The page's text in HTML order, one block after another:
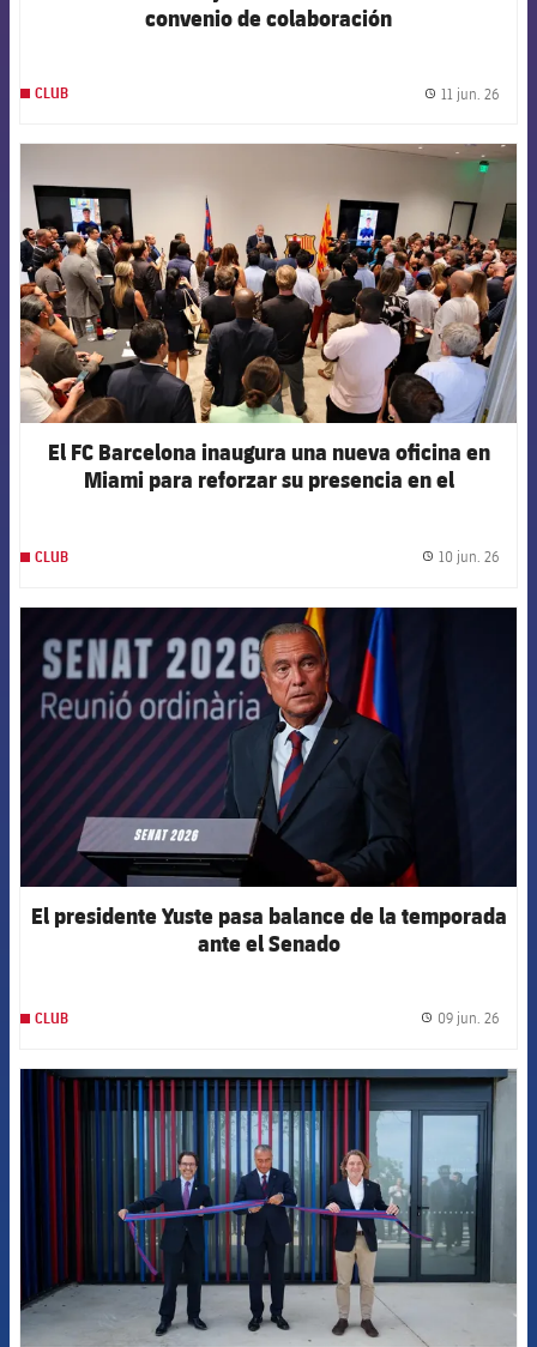
convenio de colaboración
CLUB 11 jun. 26
FCB Barcelona badge
El FC Barcelona inaugura una nueva oficina en
Miami para reforzar su presencia en el
CLUB 10 jun. 26
FCB Barcelona badge
El presidente Yuste pasa balance de la temporada
ante el Senado
CLUB 09 jun. 26
FCB Barcelona badge